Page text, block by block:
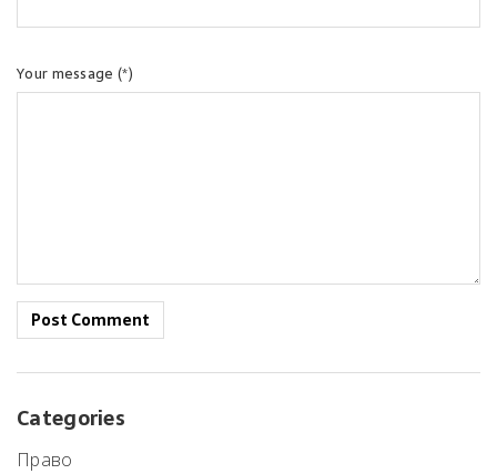
Your message (*)
Post Comment
Categories
Право